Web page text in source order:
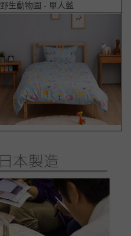
野生動物園 - 單人藍